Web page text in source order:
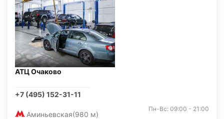
АТЦ Очаково
+7 (495) 152-31-11
Аминьевская(980 м)
Пн-Вс: 09:00 - 21:00